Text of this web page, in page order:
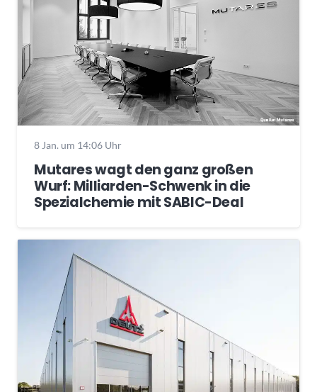
8 Jan. um 14:06 Uhr
Mutares wagt den ganz großen
Wurf: Milliarden-Schwenk in die
Spezialchemie mit SABIC-Deal